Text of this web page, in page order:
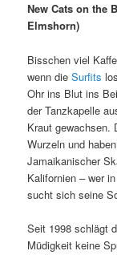
New Cats on the
Elmshorn)
Bisschen viel
wenn dieSurfits
Ohr ins Blut ins
der Tanzkapelle
Kraut gewachsen.
Wurzeln und
Jamaikanischer
Kalifornien – wer
sucht sich seine
Seit 1998 schlägt
Müdigkeit keine